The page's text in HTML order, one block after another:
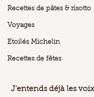
Recettes de pâtes & risotto
Voyages
Etoilés Michelin
Recettes de fêtes